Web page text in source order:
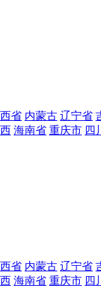
省 内蒙古 辽宁省
海南省 重庆市 四
省 内蒙古 辽宁省
海南省 重庆市 四